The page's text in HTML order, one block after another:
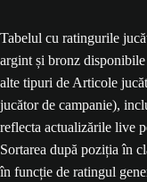
Tabelul cu ratingurile
argint și bronz
alte tipuri de Articole
jucător de campanie),
reflecta actualizările live
Sortarea după poziția în
în funcție de ratingul